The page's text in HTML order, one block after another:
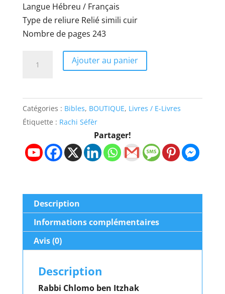
Langue Hébreu / Français
Type de reliure Relié simili cuir
Nombre de pages 243
séfèr
Chemouel
I
Samuel
Ajouter au panier
Catégories : Bibles, BOUTIQUE, Livres / E-Livres
Étiquette : Rachi Séfèr
Partager!
Description
Informations complémentaires
Avis (0)
Description
Rabbi Chlomo ben Itzhak